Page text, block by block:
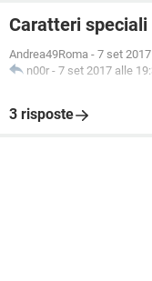
Caratteri
Andrea49Roma - 7 set
n00r - 7 set 2017 alle
3 risposte